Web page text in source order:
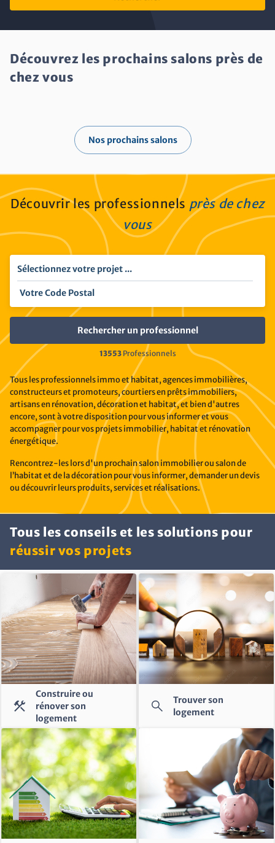
Aménager son extérieur
contact_support Etre conseillé
imagesearch_roller Equiper et décorer son intérieur
imagesearch_roller Equiper ou décorer son intérieur
construction Construire ou rénover son logement
Découvrez les prochains salons près de
chez vous
Nos prochains salons
Découvrir les professionnels près de chez
vous
Sélectionnez votre projet ...
13553Professionnels
Tous les professionnels immo et habitat, agences immobilières,
constructeurs et promoteurs, courtiers en prêts immobiliers,
artisans en rénovation, décoration et habitat, et bien d'autres
encore, sont à votre disposition pour vous informer et vous
accompagner pour vos projets immobilier, habitat et rénovation
énergétique.
Rencontrez-les lors d'un prochain salon immobilier ou salon de
l’habitat et de la décoration pour vous informer, demander un devis
ou découvrir leurs produits, services et réalisations.
Tous les conseils et les solutions pour
réussir vos projets
construction
Construire ou
rénover son
logement
search
Trouver son
logement